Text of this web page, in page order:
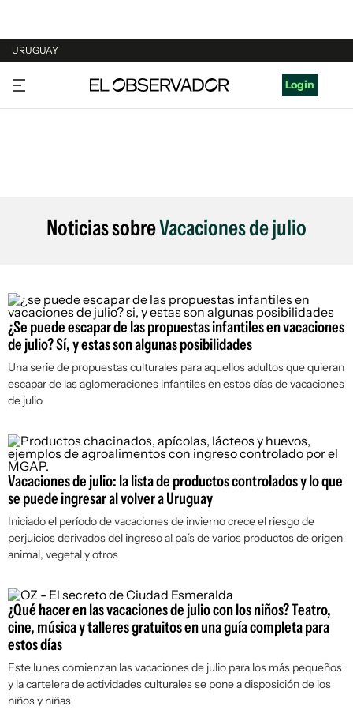
URUGUAY
URUGUAY
ARGENTINA
Login
Noticias sobreVacaciones de julio
¿Se puede escapar de las propuestas infantiles en vacaciones
de julio? Sí, y estas son algunas posibilidades
Una serie de propuestas culturales para aquellos adultos que quieran
escapar de las aglomeraciones infantiles en estos días de vacaciones
de julio
Vacaciones de julio: la lista de productos controlados y lo que
se puede ingresar al volver a Uruguay
Iniciado el período de vacaciones de invierno crece el riesgo de
perjuicios derivados del ingreso al país de varios productos de origen
animal, vegetal y otros
¿Qué hacer en las vacaciones de julio con los niños? Teatro,
cine, música y talleres gratuitos en una guía completa para
estos días
Este lunes comienzan las vacaciones de julio para los más pequeños
y la cartelera de actividades culturales se pone a disposición de los
niños y niñas